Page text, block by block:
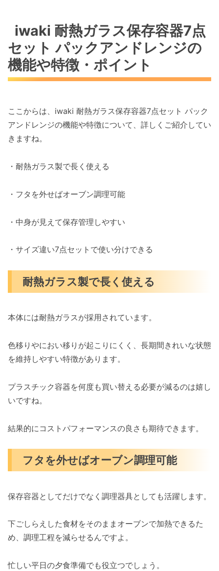
iwaki 耐熱ガラス保存容器7点
セット パックアンドレンジの
機能や特徴・ポイント
ここからは、iwaki 耐熱ガラス保存容器7点セット パック
アンドレンジの機能や特徴について、詳しくご紹介してい
きますね。
・耐熱ガラス製で長く使える
・フタを外せばオーブン調理可能
・中身が見えて保存管理しやすい
・サイズ違い7点セットで使い分けできる
耐熱ガラス製で長く使える
本体には耐熱ガラスが採用されています。
色移りやにおい移りが起こりにくく、長期間きれいな状態
を維持しやすい特徴があります。
プラスチック容器を何度も買い替える必要が減るのは嬉し
いですね。
結果的にコストパフォーマンスの良さも期待できます。
フタを外せばオーブン調理可能
保存容器としてだけでなく調理器具としても活躍します。
下ごしらえした食材をそのままオーブンで加熱できるた
め、調理工程を減らせるんですよ。
忙しい平日の夕食準備でも役立つでしょう。